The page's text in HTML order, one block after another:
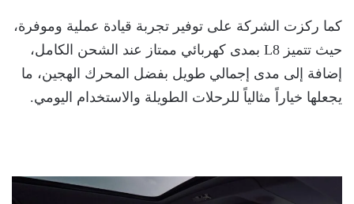
كما ركزت الشركة على توفير تجربة قيادة عملية وموفرة،
حيث تتميز L8 بمدى كهربائي ممتاز عند الشحن الكامل،
إضافة إلى مدى إجمالي طويل بفضل المحرك الهجين، ما
يجعلها خياراً مثالياً للرحلات الطويلة والاستخدام اليومي.